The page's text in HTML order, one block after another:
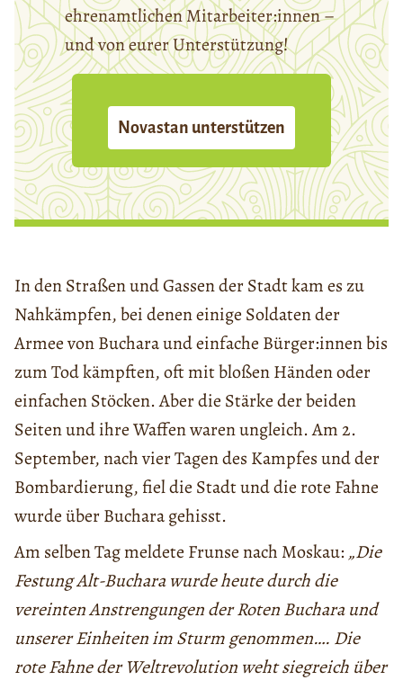
ehrenamtlichen Mitarbeiter:innen –
und von eurer Unterstützung!
Novastan unterstützen
In den Straßen und Gassen der Stadt kam es zu
Nahkämpfen, bei denen einige Soldaten der
Armee von Buchara und einfache Bürger:innen bis
zum Tod kämpften, oft mit bloßen Händen oder
einfachen Stöcken. Aber die Stärke der beiden
Seiten und ihre Waffen waren ungleich. Am 2.
September, nach vier Tagen des Kampfes und der
Bombardierung, fiel die Stadt und die rote Fahne
wurde über Buchara gehisst.
Am selben Tag meldete Frunse nach Moskau: „Die
Festung Alt-Buchara wurde heute durch die
vereinten Anstrengungen der Roten Buchara und
unserer Einheiten im Sturm genommen…. Die
rote Fahne der Weltrevolution weht siegreich über